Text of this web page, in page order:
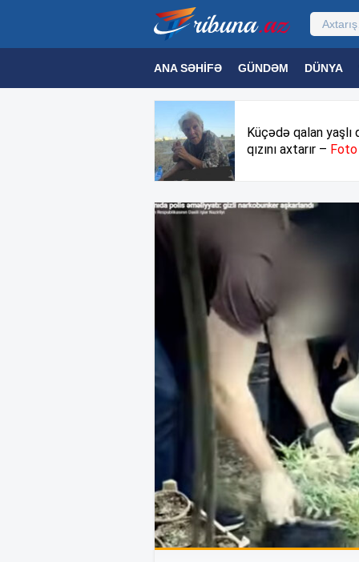
ANA SƏHIFƏ GÜNDƏM DÜNYA
MƏDƏNIYYƏT
Küçədə qalan yaşlı
qızını axtarır – Foto